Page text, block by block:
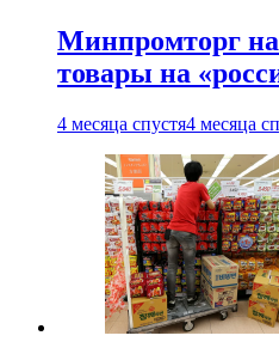
Минпромторг
товары на
4 месяца спустя4 месяца